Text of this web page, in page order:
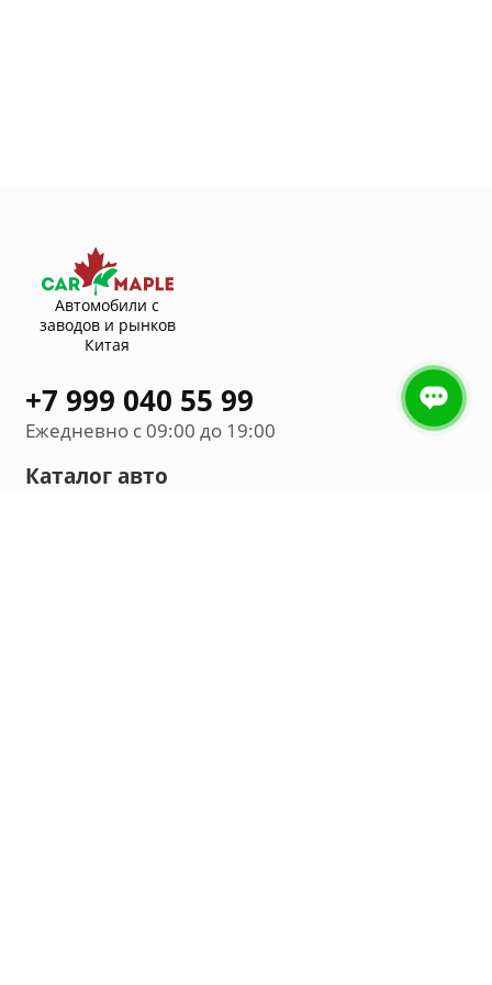
Автомобили с
заводов и рынков
Китая
+7 999 040 55 99
Ежедневно с 09:00 до 19:00
Каталог авто